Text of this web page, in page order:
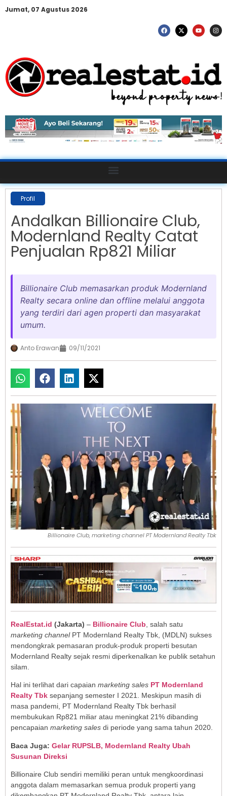
Jumat, 07 Agustus 2026
Profil
Andalkan Billionaire Club,
Modernland Realty Catat
Penjualan Rp821 Miliar
Billionaire Club memasarkan produk Modernland
Realty secara online dan offline melalui anggota
yang terdiri dari agen properti dan masyarakat
umum.
Anto Erawan 09/11/2021
Billionaire Club, marketing channel PT Modernland Realty Tbk
RealEstat.id (Jakarta) – Billionaire Club , salah satu
marketing channelPT Modernland Realty Tbk, (MDLN) sukses
mendongkrak pemasaran produk-produk properti besutan
Modernland Realty sejak resmi diperkenalkan ke publik setahun
silam.
Hal ini terlihat dari capaian marketing sales PT Modernland
Realty Tbk sepanjang semester I 2021. Meskipun masih di
masa pandemi, PT Modernland Realty Tbk berhasil
membukukan Rp821 miliar atau meningkat 21% dibanding
pencapaian marketing sales di periode yang sama tahun 2020.
Baca Juga: Gelar RUPSLB, Modernland Realty Ubah
Susunan Direksi
Billionaire Club sendiri memiliki peran untuk mengkoordinasi
anggota dalam memasarkan semua produk properti yang